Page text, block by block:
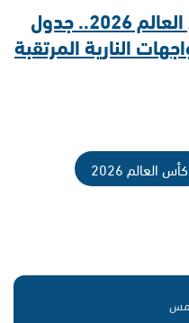
المتأهلون لربع نهائي كأس العالم 2026.. جدول
النارية المرتقبة
كأس العالم 2026